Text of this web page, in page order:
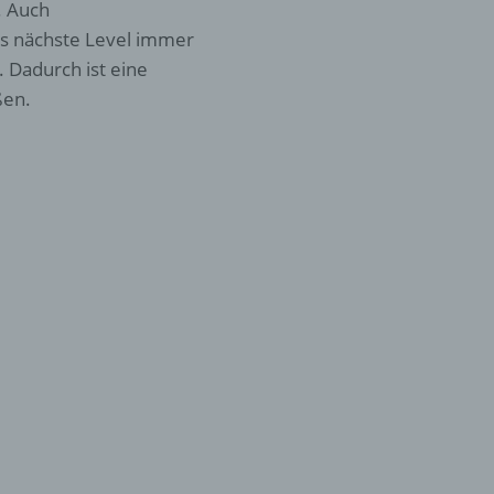
Auch
nächste Level immer
ist eine